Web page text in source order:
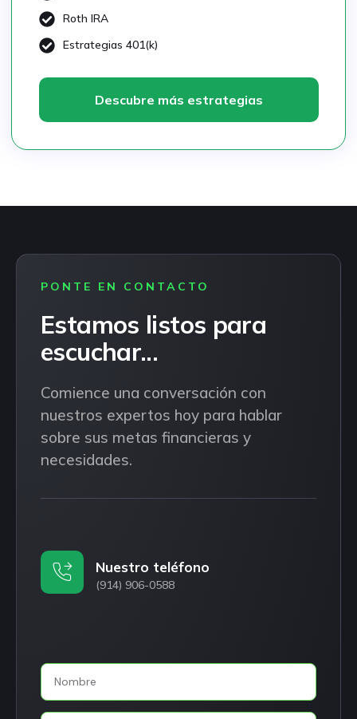
Roth IRA
Estrategias 401(k)
Descubre más estrategias
PONTE EN CONTACTO
Estamos listos para
escuchar...
Comience una conversación con
nuestros expertos hoy para hablar
sobre sus metas financieras y
necesidades.
Nuestro teléfono
(914) 906-0588